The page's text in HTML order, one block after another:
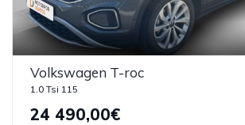
Volkswagen T-roc
1.0 Tsi 115
24 490,00€